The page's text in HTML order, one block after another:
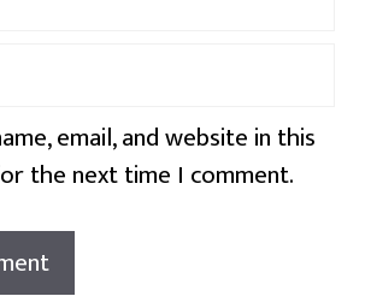
email, and website in this
the next time I comment.